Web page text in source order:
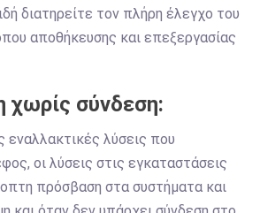
διατηρείτε τον πλήρη έλεγχο του
αποθήκευσης και επεξεργασίας
χωρίς σύνδεση:
εναλλακτικές λύσεις που
οι λύσεις στις εγκαταστάσεις
πρόσβαση στα συστήματα και